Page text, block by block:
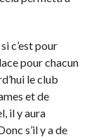
c’est pour
pour chacun
le club
et de
il y aura
s’il y a de